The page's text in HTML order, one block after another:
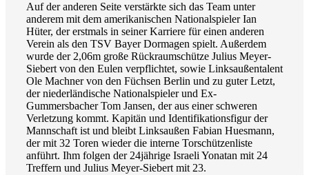
Auf der anderen Seite verstärkte sich das Team unter
anderem mit dem amerikanischen Nationalspieler Ian
Hüter, der erstmals in seiner Karriere für einen anderen
Verein als den TSV Bayer Dormagen spielt. Außerdem
wurde der 2,06m große Rückraumschütze Julius Meyer-
Siebert von den Eulen verpflichtet, sowie Linksaußentalent
Ole Machner von den Füchsen Berlin und zu guter Letzt,
der niederländische Nationalspieler und Ex-
Gummersbacher Tom Jansen, der aus einer schweren
Verletzung kommt. Kapitän und Identifikationsfigur der
Mannschaft ist und bleibt Linksaußen Fabian Huesmann,
der mit 32 Toren wieder die interne Torschützenliste
anführt. Ihm folgen der 24jährige Israeli Yonatan mit 24
Treffern und Julius Meyer-Siebert mit 23.